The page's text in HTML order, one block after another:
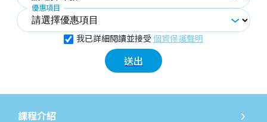
優惠項目
我已詳細閱讀並接受 個資保護聲明
送出
課程介紹